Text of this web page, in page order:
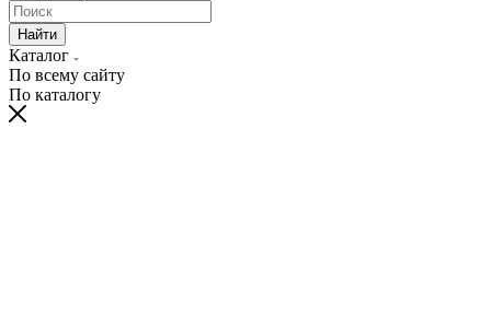
Найти
Каталог
По всему сайту
По каталогу